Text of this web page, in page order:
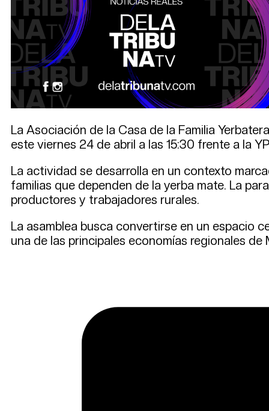
La Asociación de la Casa de la Familia
este viernes 24 de abril a las 15:30 frente a la
La actividad se desarrolla en un contexto
familias que dependen de la yerba mate. La
productores y trabajadores rurales.
La asamblea busca convertirse en un espacio
una de las principales economías regionales de